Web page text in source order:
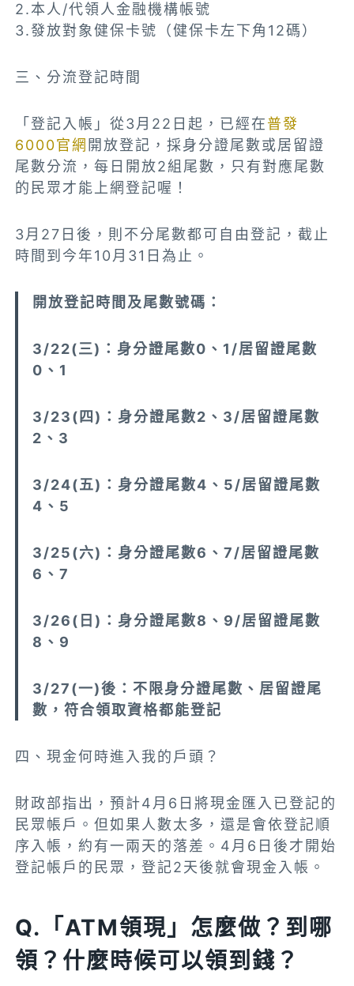
2.本人/代領人金融機構帳號
3.發放對象健保卡號（健保卡左下角12碼）
三、分流登記時間
「登記入帳」從3月22日起，已經在普發
6000官網 開放登記，採身分證尾數或居留證
尾數分流，每日開放2組尾數，只有對應尾數
的民眾才能上網登記喔！
3月27日後，則不分尾數都可自由登記，截止
時間到今年10月31日為止。
開放登記時間及尾數號碼：
3/22(三)：身分證尾數0、1/居留證尾數
0、1
3/23(四)：身分證尾數2、3/居留證尾數
2、3
3/24(五)：身分證尾數4、5/居留證尾數
4、5
3/25(六)：身分證尾數6、7/居留證尾數
6、7
3/26(日)：身分證尾數8、9/居留證尾數
8、9
3/27(一)後：不限身分證尾數、居留證尾
數，符合領取資格都能登記
四、現金何時進入我的戶頭？
財政部指出，預計4月6日將現金匯入已登記的
民眾帳戶。但如果人數太多，還是會依登記順
序入帳，約有一兩天的落差。4月6日後才開始
登記帳戶的民眾，登記2天後就會現金入帳。
Q.「ATM領現」怎麼做？到哪
領？什麼時候可以領到錢？